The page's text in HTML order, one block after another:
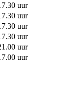
uur
uur
uur
uur
uur
uur